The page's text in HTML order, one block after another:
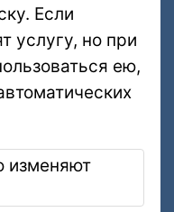
Если
услугу, но при
ею,